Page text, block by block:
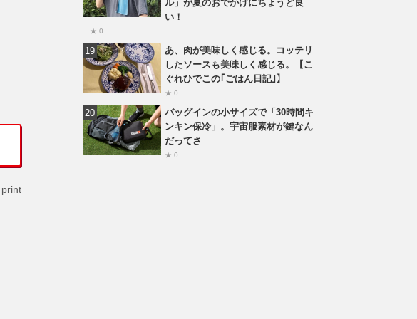
print
ル」が夏のおでかけにちょうど良
い！
★ 0
あ、肉が美味しく感じる。コッテリ
したソースも美味しく感じる。【こ
ぐれひでこの｢ごはん日記｣】
★ 0
バッグインの小サイズで「30時間キ
ンキン保冷」。宇宙服素材が鍵なん
だってさ
★ 0